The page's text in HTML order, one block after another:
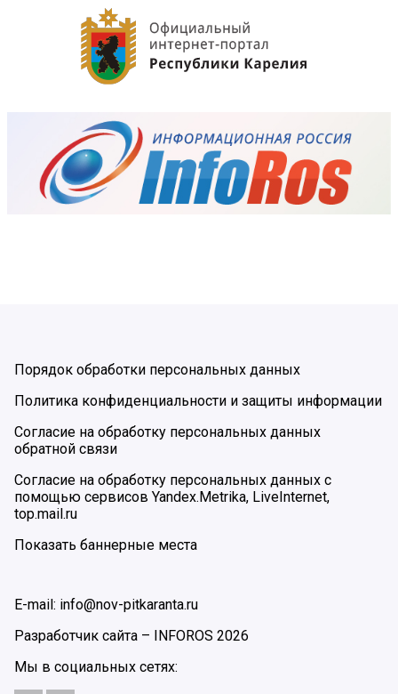
Порядок обработки персональных данных
Политика конфиденциальности и защиты информации
Согласие на обработку персональных данных
обратной связи
Согласие на обработку персональных данных с
помощью сервисов Yandex.Metrika, LiveInternet,
top.mail.ru
Показать баннерные места
E-mail: info@nov-pitkaranta.ru
Разработчик сайта –
INFOROS 2026
Мы в социальных сетях: